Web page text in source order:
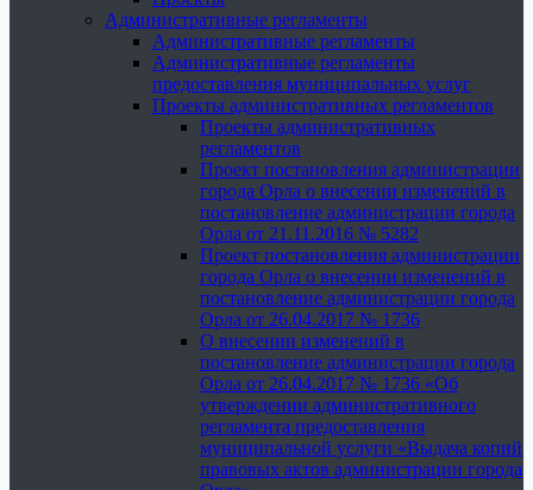
Административные регламенты
Административные регламенты
Административные регламенты
предоставления муниципальных услуг
Проекты административных регламентов
Проекты административных
регламентов
Проект постановления администрации
города Орла о внесении изменений в
постановление администрации города
Орла от 21.11.2016 № 5282
Проект постановления администрации
города Орла о внесении изменений в
постановление администрации города
Орла от 26.04.2017 № 1736
О внесении изменений в
постановление администрации города
Орла от 26.04.2017 № 1736 «Об
утверждении административного
регламента предоставления
муниципальной услуги «Выдача копий
правовых актов администрации города